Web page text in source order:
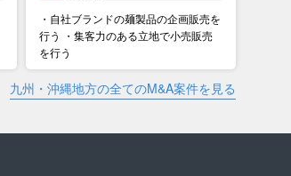
・自社ブランドの麺製品の企画販売を
行う ・集客力のある立地で小売販売
を行う
九州・沖縄地方の全てのM&A案件を見る